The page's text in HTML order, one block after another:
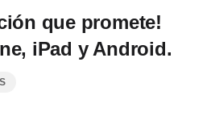
que promete!
iPad y Android.